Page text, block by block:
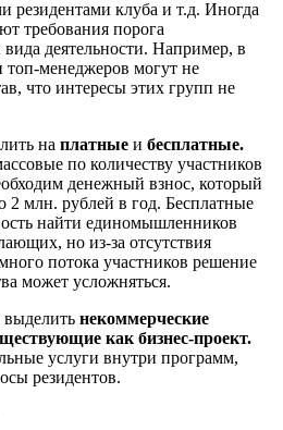
резидентами клуба и т.д. Иногда
требования порога
деятельности. Например, в
топ-менеджеров могут не
что интересы этих групп не
на платные и бесплатные.
по количеству участников
денежный взнос, который
2 млн. рублей в год. Бесплатные
найти единомышленников
но из-за отсутствия
потока участников решение
может усложняться.
некоммерческие
как бизнес-проект.
услуги внутри программ,
резидентов.